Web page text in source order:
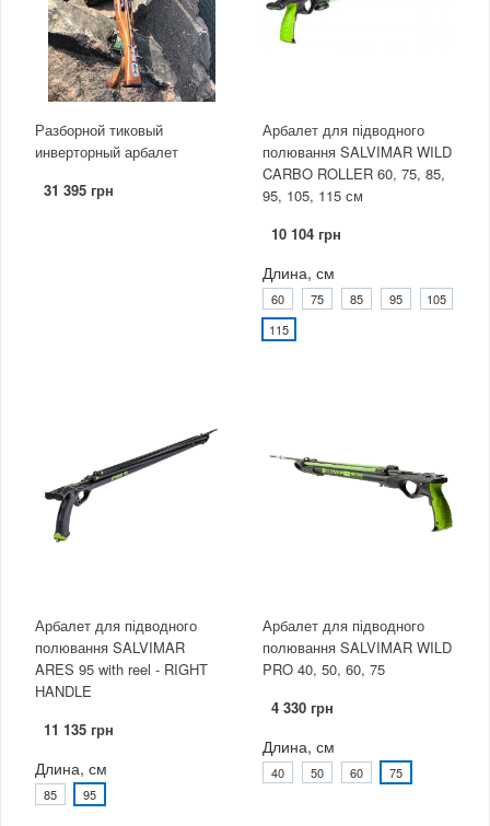
Разборной тиковый
инверторный арбалет
31 395 грн
Арбалет для підводного
полювання SALVIMAR WILD
CARBO ROLLER 60, 75, 85,
95, 105, 115 см
10 104 грн
Длина, см
60 75 85 95
105
115
Арбалет для підводного
полювання SALVIMAR
ARES 95 with reel - RIGHT
HANDLE
11 135 грн
Длина, см
85 95
Арбалет для підводного
полювання SALVIMAR WILD
PRO 40, 50, 60, 75
4 330 грн
Длина, см
40 50 60 75